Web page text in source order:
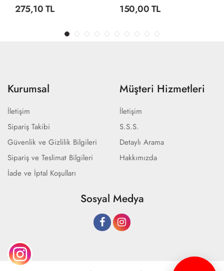
275,10 TL 150,00 TL
Kurumsal
İletişim
Sipariş Takibi
Güvenlik ve Gizlilik Bilgileri
Sipariş ve Teslimat Bilgileri
İade ve İptal Koşulları
Müşteri Hizmetleri
İletişim
S.S.S.
Detaylı Arama
Hakkımızda
Sosyal Medya